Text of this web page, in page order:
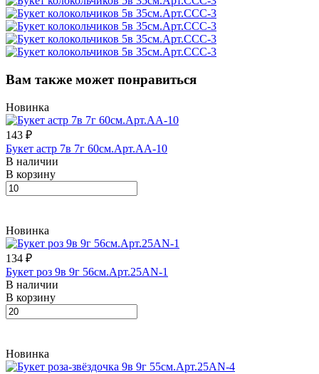
Вам также может понравиться
Новинка
143 ₽
Букет астр 7в 7г 60см.Арт.AA-10
В наличии
В корзину
Новинка
134 ₽
Букет роз 9в 9г 56см.Арт.25AN-1
В наличии
В корзину
Новинка